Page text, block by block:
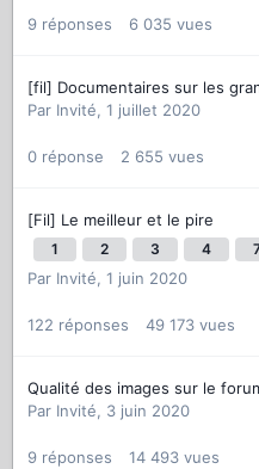
9 réponses 6 035 vues
[fil] Documentaires sur les
Par Invité, 1 juillet 2020
0 réponse 2 655 vues
[Fil] Le meilleur et le pire
1 2 3 4
Par Invité, 1 juin 2020
122 réponses 49 173 vues
Qualité des images sur le
Par Invité, 3 juin 2020
9 réponses 14 493 vues